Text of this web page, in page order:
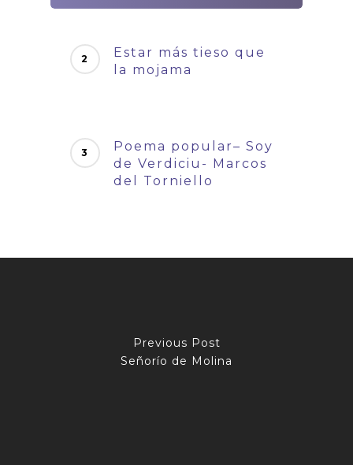
Estar más tieso que
la mojama
Poema popular– Soy
de Verdiciu- Marcos
del Torniello
Previous Post
Señorío de Molina